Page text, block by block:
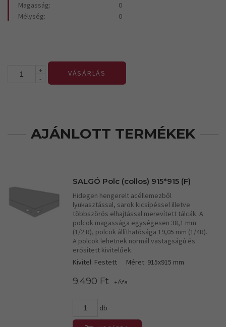
Magasság:
0
Mélység:
0
+
-
VÁSÁRLÁS
AJÁNLOTT TERMÉKEK
SALGÓ Polc (collos) 915*915 (F)
Hidegen hengerelt acéllemezből
lyukasztással, sarok kicsípéssel illetve
többszörös elhajtással merevített tálcák. A
polcok magassága egységesen 38,1 mm
(1/2 R), polcok állíthatósága 19,05 mm (1/4R).
A polcok lehetnek normál vastagságú és
erősített kivitelűek.
Kivitel: Festett
Méret: 915x915 mm
9.490 Ft +Áfa
db